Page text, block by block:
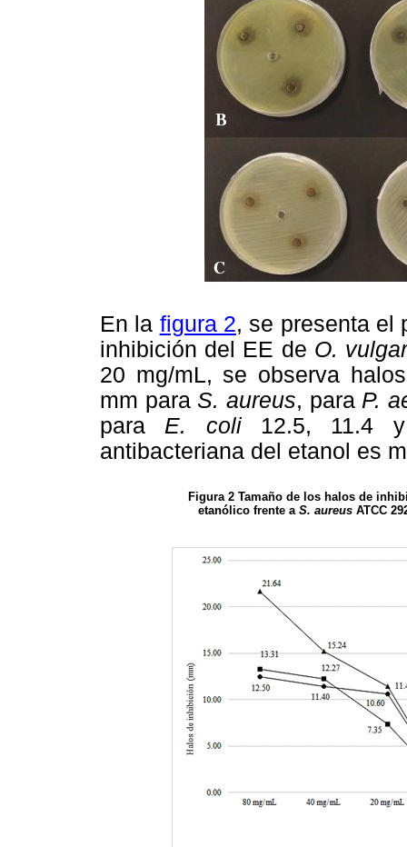
En la figura 2, se presenta el
inhibición del EE de O.
20 mg/mL, se observa
mm paraS. aureus, para P.
para E. coli12.5, 11.4 y
antibacteriana del etanol es
Figura 2 Tamaño de los halos de
etanólico frente a S. aureus ATCC